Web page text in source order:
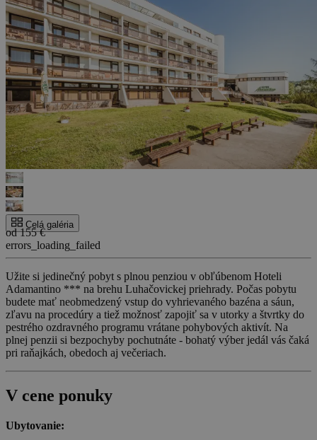
Celá galéria
od 155 €
errors_loading_failed
Užite si jedinečný pobyt s plnou penziou v obľúbenom Hoteli
Adamantino *** na brehu Luhačovickej priehrady. Počas pobytu
budete mať neobmedzený vstup do vyhrievaného bazéna a sáun,
zľavu na procedúry a tiež možnosť zapojiť sa v utorky a štvrtky do
pestrého ozdravného programu vrátane pohybových aktivít. Na
plnej penzii si bezpochyby pochutnáte - bohatý výber jedál vás čaká
pri raňajkách, obedoch aj večeriach.
V cene ponuky
Ubytovanie: